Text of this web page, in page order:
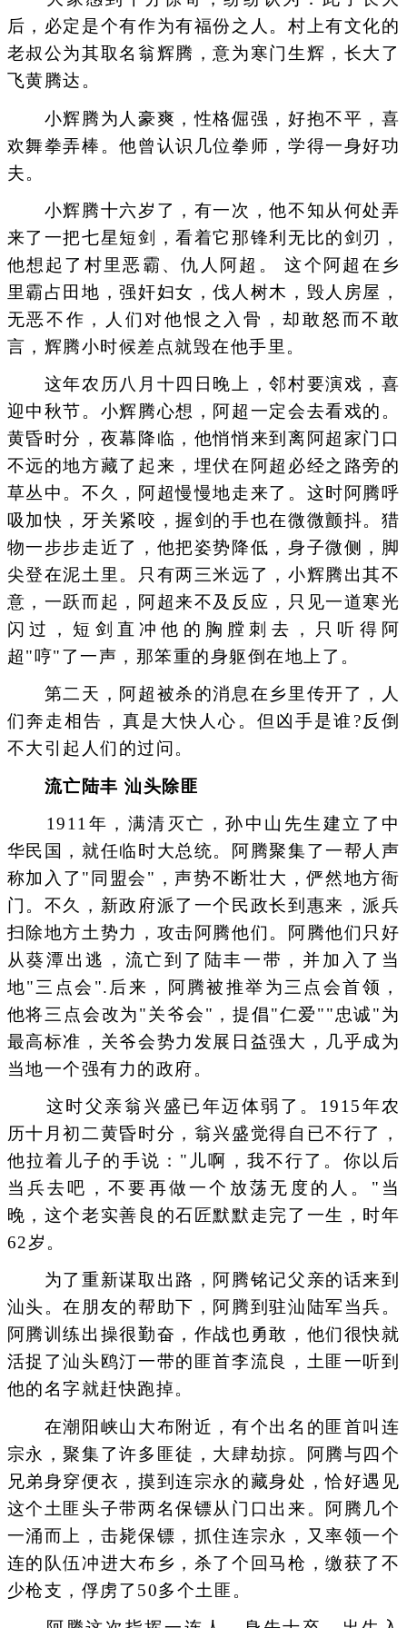
后，必定是个有作为有福份之人。村上有文化的
老叔公为其取名翁辉腾，意为寒门生辉，长大了
飞黄腾达。
小辉腾为人豪爽，性格倔强，好抱不平，喜
欢舞拳弄棒。他曾认识几位拳师，学得一身好功
夫。
小辉腾十六岁了，有一次，他不知从何处弄
来了一把七星短剑，看着它那锋利无比的剑刃，
他想起了村里恶霸、仇人阿超。 这个阿超在乡
里霸占田地，强奸妇女，伐人树木，毁人房屋，
无恶不作，人们对他恨之入骨，却敢怒而不敢
言，辉腾小时候差点就毁在他手里。
这年农历八月十四日晚上，邻村要演戏，喜
迎中秋节。小辉腾心想，阿超一定会去看戏的。
黄昏时分，夜幕降临，他悄悄来到离阿超家门口
不远的地方藏了起来，埋伏在阿超必经之路旁的
草丛中。不久，阿超慢慢地走来了。这时阿腾呼
吸加快，牙关紧咬，握剑的手也在微微颤抖。猎
物一步步走近了，他把姿势降低，身子微侧，脚
尖登在泥土里。只有两三米远了，小辉腾出其不
意，一跃而起，阿超来不及反应，只见一道寒光
闪过，短剑直冲他的胸膛刺去，只听得阿
超"哼"了一声，那笨重的身躯倒在地上了。
第二天，阿超被杀的消息在乡里传开了，人
们奔走相告，真是大快人心。但凶手是谁?反倒
不大引起人们的过问。
流亡陆丰 汕头除匪
1911年，满清灭亡，孙中山先生建立了中
华民国，就任临时大总统。阿腾聚集了一帮人声
称加入了"同盟会"，声势不断壮大，俨然地方衙
门。不久，新政府派了一个民政长到惠来，派兵
扫除地方土势力，攻击阿腾他们。阿腾他们只好
从葵潭出逃，流亡到了陆丰一带，并加入了当
地"三点会".后来，阿腾被推举为三点会首领，
他将三点会改为"关爷会"，提倡"仁爱""忠诚"为
最高标准，关爷会势力发展日益强大，几乎成为
当地一个强有力的政府。
这时父亲翁兴盛已年迈体弱了。1915年农
历十月初二黄昏时分，翁兴盛觉得自已不行了，
他拉着儿子的手说："儿啊，我不行了。你以后
当兵去吧，不要再做一个放荡无度的人。"当
晚，这个老实善良的石匠默默走完了一生，时年
62岁。
为了重新谋取出路，阿腾铭记父亲的话来到
汕头。在朋友的帮助下，阿腾到驻汕陆军当兵。
阿腾训练出操很勤奋，作战也勇敢，他们很快就
活捉了汕头鸥汀一带的匪首李流良，土匪一听到
他的名字就赶快跑掉。
在潮阳峡山大布附近，有个出名的匪首叫连
宗永，聚集了许多匪徒，大肆劫掠。阿腾与四个
兄弟身穿便衣，摸到连宗永的藏身处，恰好遇见
这个土匪头子带两名保镖从门口出来。阿腾几个
一涌而上，击毙保镖，抓住连宗永，又率领一个
连的队伍冲进大布乡，杀了个回马枪，缴获了不
少枪支，俘虏了50多个土匪。